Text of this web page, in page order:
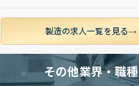
製造の求人一覧を見る
その他業界・職種